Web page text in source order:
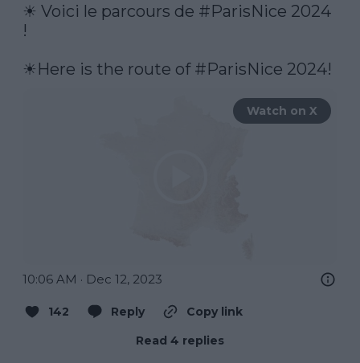
☀ Voici le parcours de #ParisNice 2024
!
☀Here is the route of #ParisNice 2024!
Watch on X
10:06 AM · Dec 12, 2023
142 Reply
Copy link
Read 4 replies